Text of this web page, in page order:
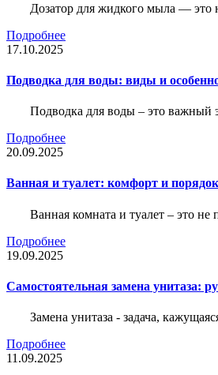
Дозатор для жидкого мыла — это
Подробнее
17.10.2025
Подводка для воды: виды и
Подводка для воды – это важный
Подробнее
20.09.2025
Ванная и туалет: комфорт и
Ванная комната и туалет – это не
Подробнее
19.09.2025
Самостоятельная замена унитаза:
Замена унитаза - задача,
Подробнее
11.09.2025